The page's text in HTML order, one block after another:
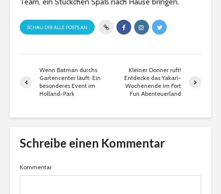
SCHAU DIR ALLE POSTS AN
Wenn Batman durchs
Gartencenter läuft: Ein
besonderes Event im
Holland-Park
Kleiner Donner ruft!
Entdecke das Yakari-
Wochenende im Fort
Fun Abenteuerland
Schreibe einen Kommentar
Kommentar